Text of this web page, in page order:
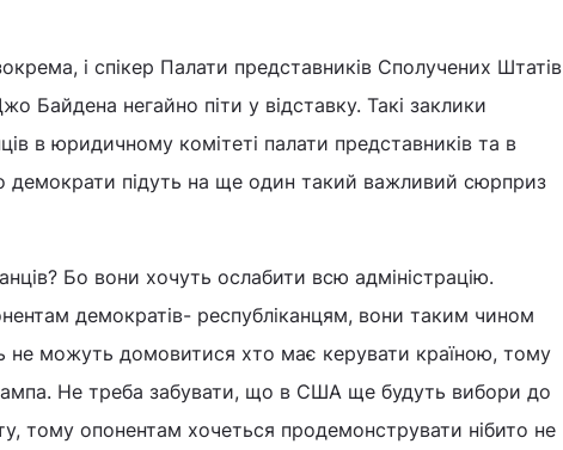
і спікер Палати представників Сполучених Штатів
Байдена негайно піти у відставку. Такі заклики
в юридичному комітеті палати представників та в
демократи підуть на ще один такий важливий сюрприз
Бо вони хочуть ослабити всю адміністрацію.
демократів- республіканцям, вони таким чином
не можуть домовитися хто має керувати країною, тому
Не треба забувати, що в США ще будуть вибори до
тому опонентам хочеться продемонструвати нібито не